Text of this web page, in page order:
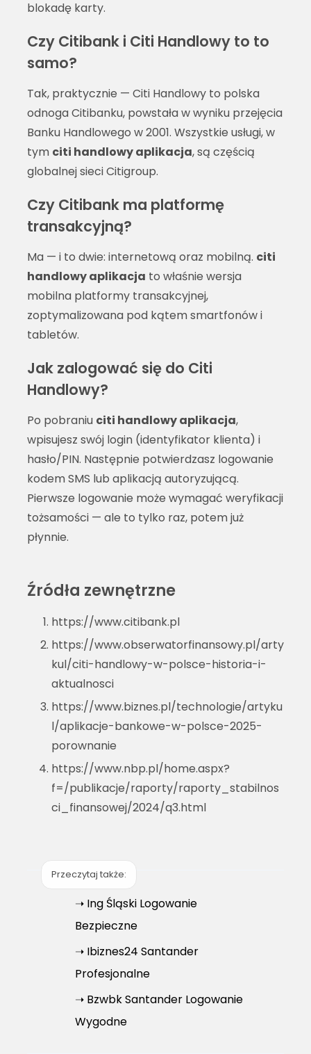
blokadę karty.
Czy Citibank i Citi Handlowy to to
samo?
Tak, praktycznie — Citi Handlowy to polska
odnoga Citibanku, powstała w wyniku przejęcia
Banku Handlowego w 2001. Wszystkie usługi, w
tym citi handlowy aplikacja, są częścią
globalnej sieci Citigroup.
Czy Citibank ma platformę
transakcyjną?
Ma — i to dwie: internetową oraz mobilną. citi
handlowy aplikacja to właśnie wersja
mobilna platformy transakcyjnej,
zoptymalizowana pod kątem smartfonów i
tabletów.
Jak zalogować się do Citi
Handlowy?
Po pobraniu citi handlowy aplikacja,
wpisujesz swój login (identyfikator klienta) i
hasło/PIN. Następnie potwierdzasz logowanie
kodem SMS lub aplikacją autoryzującą.
Pierwsze logowanie może wymagać weryfikacji
tożsamości — ale to tylko raz, potem już
płynnie.
Źródła zewnętrzne
https://www.citibank.pl
https://www.obserwatorfinansowy.pl/arty
kul/citi-handlowy-w-polsce-historia-i-
aktualnosci
https://www.biznes.pl/technologie/artyku
l/aplikacje-bankowe-w-polsce-2025-
porownanie
https://www.nbp.pl/home.aspx?
f=/publikacje/raporty/raporty_stabilnos
ci_finansowej/2024/q3.html
Przeczytaj także:
➝ Ing Śląski Logowanie
Bezpieczne
➝ Ibiznes24 Santander
Profesjonalne
➝ Bzwbk Santander Logowanie
Wygodne